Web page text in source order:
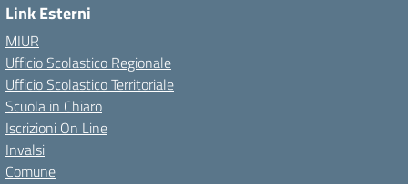
Link Esterni
MIUR
Ufficio Scolastico Regionale
Ufficio Scolastico Territoriale
Scuola in Chiaro
Iscrizioni On Line
Invalsi
Comune